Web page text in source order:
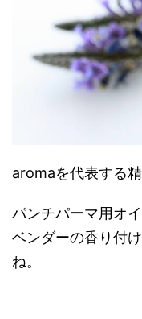
aromaを代表する
パンチパーマ用オ
ベンダーの香り付
ね。